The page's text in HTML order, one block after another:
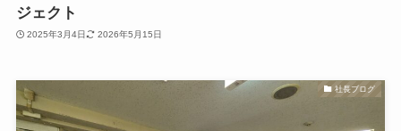
ジェクト
2025年3月4日 2026年5月15日
社長ブログ